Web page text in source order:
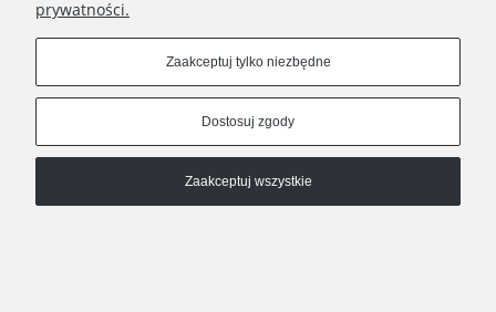
prywatności.
Zaakceptuj tylko niezbędne
Dostosuj zgody
Zaakceptuj wszystkie